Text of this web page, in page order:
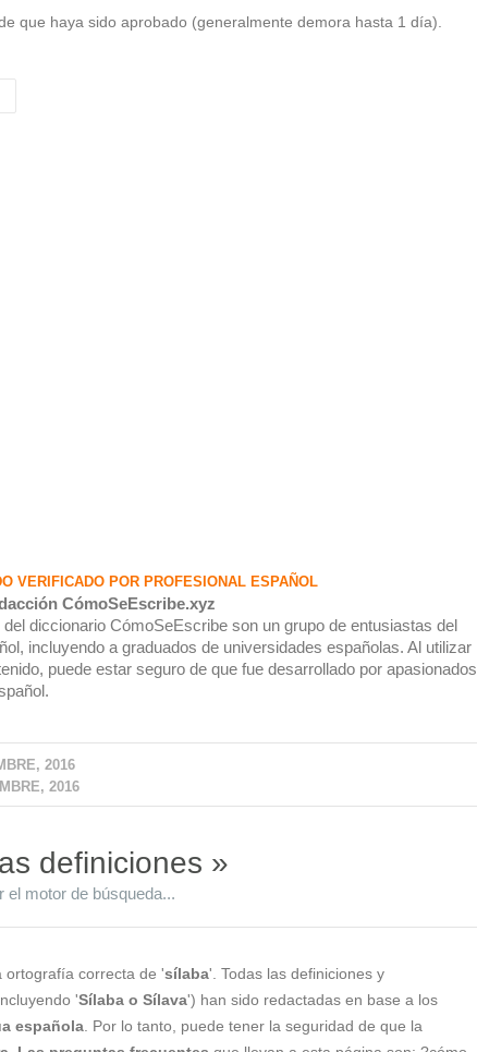
que haya sido aprobado (generalmente demora hasta 1 día).
VERIFICADO POR PROFESIONAL ESPAÑOL
CómoSeEscribe.xyz
del diccionario CómoSeEscribe son un grupo de entusiastas del
incluyendo a graduados de universidades españolas. Al utilizar
puede estar seguro de que fue desarrollado por apasionados
2016
2016
definiciones »
el motor de búsqueda...
ortografía correcta de 'sílaba'. Todas las definiciones y
'Sílaba o Sílava') han sido redactadas en base a los
española . Por lo tanto, puede tener la seguridad de que la